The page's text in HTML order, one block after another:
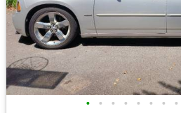
• • • • • • • •